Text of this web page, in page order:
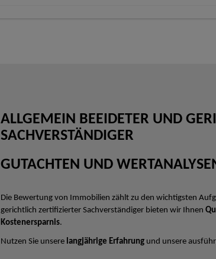
ALLGEMEIN BEEIDETER UND
SACHVERSTÄNDIGER
GUTACHTEN UND
Die Bewertung von Immobilien zählt zu den wichtigsten
gerichtlich zertifizierter Sachverständiger bieten wir Ihnen
Kostenersparnis.
Nutzen Sie unsere langjährige Erfahrung und unsere